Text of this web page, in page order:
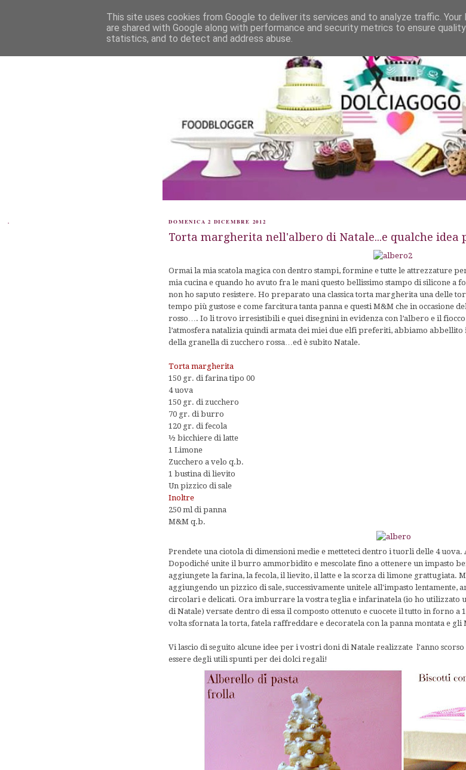
. DOMENICA 2 DICEMBRE 2012
Torta margherita nell'albero di Natale...e qualche idea
Ormai la mia scatola magica con dentro stampi, formine e tutte le attrezzature
mia cucina e quando ho avuto fra le mani questo bellissimo stampo di silicone a
non ho saputo resistere. Ho preparato una classica torta margherita una delle
tempo più gustose e come farcitura tanta panna e questi M&M che in occasione
rosso…. Io li trovo irresistibili e quei disegnini in evidenza con l’albero e il
l’atmosfera natalizia quindi armata dei miei due elfi preferiti, abbiamo
della granella di zucchero rossa…ed è subito Natale.
Torta margherita
150 gr. di farina tipo 00
4 uova
150 gr. di zucchero
70 gr. di burro
120 gr. di fecola
½ bicchiere di latte
1 Limone
Zucchero a velo q.b.
1 bustina di lievito
Un pizzico di sale
Inoltre
250 ml di panna
M&M q.b.
Prendete una ciotola di dimensioni medie e metteteci dentro i tuorli delle 4 uova.
Dopodiché unite il burro ammorbidito e mescolate fino a ottenere un impasto
aggiungete la farina, la fecola, il lievito, il latte e la scorza di limone grattugiata.
aggiungendo un pizzico di sale, successivamente unitele all'impasto lentamente,
circolari e delicati. Ora imburrare la vostra teglia e infarinatela (io ho utilizzato
di Natale) versate dentro di essa il composto ottenuto e cuocete il tutto in forno a
volta sfornata la torta, fatela raffreddare e decoratela con la panna montata e gli
Vi lascio di seguito alcune idee per i vostri doni di Natale realizzate l'anno
essere degli utili spunti per dei dolci regali!
This site uses cookies from Google to deliver its services and to analyze traffic. Your
are shared with Google along with performance and security metrics to ensure
statistics, and to detect and address abuse.